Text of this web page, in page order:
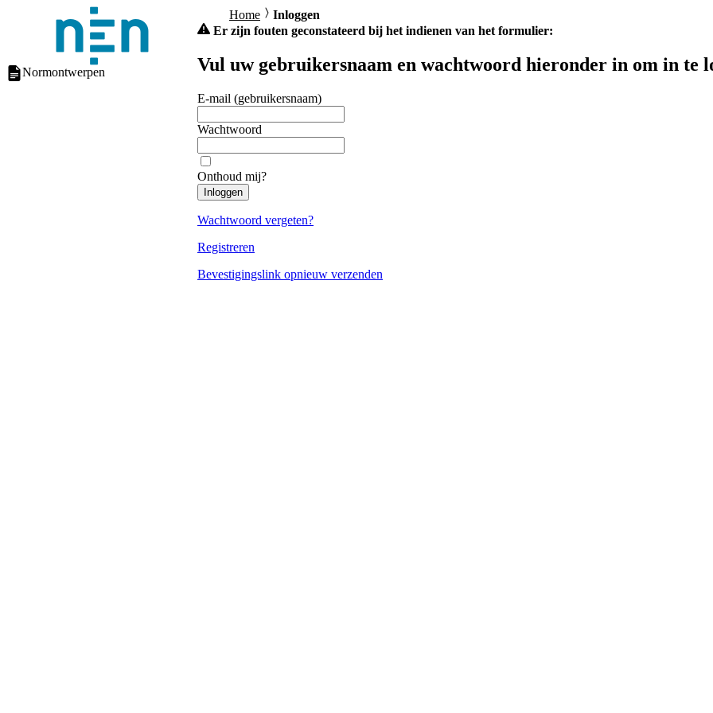
Normontwerpen
Home
Inloggen
Er zijn fouten geconstateerd bij het indienen van het formulier:
Vul uw gebruikersnaam en wachtwoord hieronder in om in te
E-mail (gebruikersnaam)
Wachtwoord
Onthoud mij?
Inloggen
Wachtwoord vergeten?
Registreren
Bevestigingslink opnieuw verzenden